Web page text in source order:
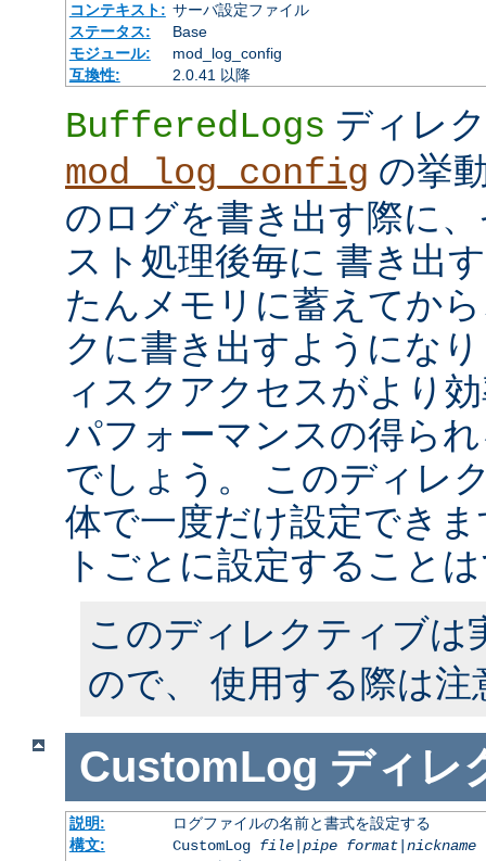
コンテキスト: サーバ設定ファイル
ステータス:
Base
モジュール:
mod_log_config
互換性:
2.0.41 以降
BufferedLogs ディレ
mod_log_config の挙
のログを書き出す際に
スト処理後毎に 書き出
たんメモリに蓄えてか
クに書き出すようにな
ィスクアクセスがより
パフォーマンスの得ら
でしょう。 このディレ
体で一度だけ設定でき
トごとに設定すること
このディレクティブは
ので、 使用する際は
CustomLog ディレ
説明:
ログファイルの名前と書式を設定する
構文:
CustomLog file|pipe format|nickname